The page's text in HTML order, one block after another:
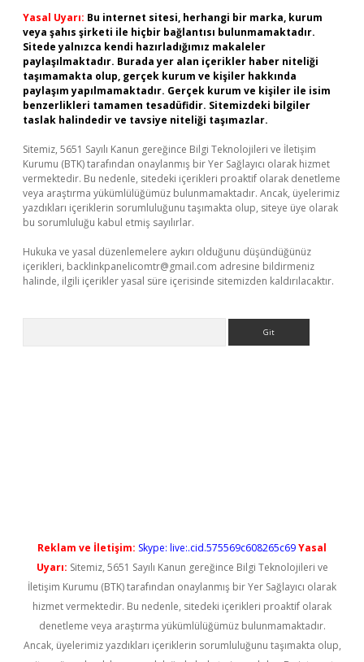
Yasal Uyarı: Bu internet sitesi, herhangi bir marka, kurum
veya şahıs şirketi ile hiçbir bağlantısı bulunmamaktadır.
Sitede yalnızca kendi hazırladığımız makaleler
paylaşılmaktadır. Burada yer alan içerikler haber niteliği
taşımamakta olup, gerçek kurum ve kişiler hakkında
paylaşım yapılmamaktadır. Gerçek kurum ve kişiler ile isim
benzerlikleri tamamen tesadüfidir. Sitemizdeki bilgiler
taslak halindedir ve tavsiye niteliği taşımazlar.
Sitemiz, 5651 Sayılı Kanun gereğince Bilgi Teknolojileri ve İletişim
Kurumu (BTK) tarafından onaylanmış bir Yer Sağlayıcı olarak hizmet
vermektedir. Bu nedenle, sitedeki içerikleri proaktif olarak denetleme
veya araştırma yükümlülüğümüz bulunmamaktadır. Ancak, üyelerimiz
yazdıkları içeriklerin sorumluluğunu taşımakta olup, siteye üye olarak
bu sorumluluğu kabul etmiş sayılırlar.
Hukuka ve yasal düzenlemelere aykırı olduğunu düşündüğünüz
içerikleri, backlinkpanelicomtr@gmail.com adresine bildirmeniz
halinde, ilgili içerikler yasal süre içerisinde sitemizden kaldırılacaktır.
Reklam ve İletişim: Skype: live:.cid.575569c608265c69Yasal
Uyarı: Sitemiz, 5651 Sayılı Kanun gereğince Bilgi Teknolojileri ve
İletişim Kurumu (BTK) tarafından onaylanmış bir Yer Sağlayıcı olarak
hizmet vermektedir. Bu nedenle, sitedeki içerikleri proaktif olarak
denetleme veya araştırma yükümlülüğümüz bulunmamaktadır.
Ancak, üyelerimiz yazdıkları içeriklerin sorumluluğunu taşımakta olup,